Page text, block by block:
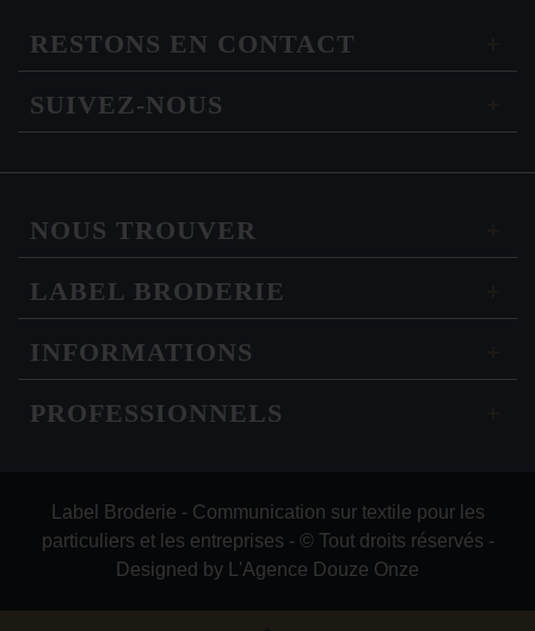
RESTONS EN CONTACT
SUIVEZ-NOUS
NOUS TROUVER
LABEL BRODERIE
INFORMATIONS
PROFESSIONNELS
Label Broderie - Communication sur textile pour les
particuliers et les entreprises - © Tout droits réservés -
Designed by
L'Agence Douze Onze